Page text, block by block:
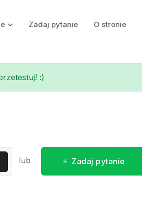
Zadaj pytanie O stronie
:)
lub Zadaj pytanie